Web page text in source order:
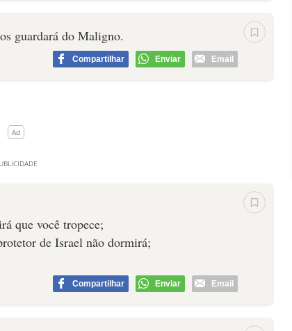
guardará do Maligno.
Compartilhar Enviar Email
que você tropece;
de Israel não dormirá;
Compartilhar Enviar Email